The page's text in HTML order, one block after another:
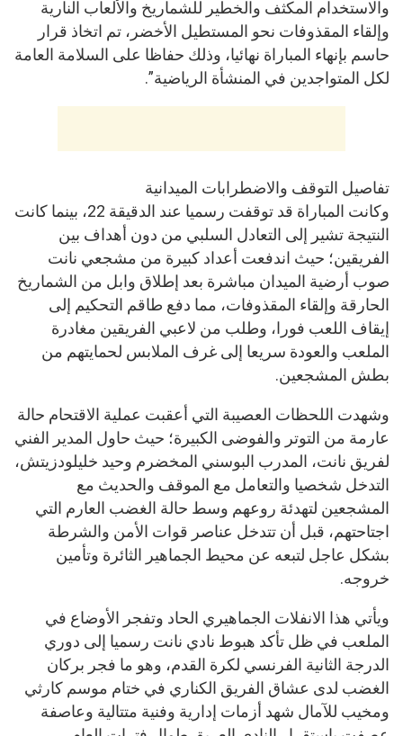
والاستخدام المكثف والخطير للشماريخ والألعاب النارية
وإلقاء المقذوفات نحو المستطيل الأخضر، تم اتخاذ قرار
حاسم بإنهاء المباراة نهائيا، وذلك حفاظا على السلامة العامة
لكل المتواجدين في المنشأة الرياضية”.
تفاصيل التوقف والاضطرابات الميدانية
وكانت المباراة قد توقفت رسميا عند الدقيقة 22، بينما كانت
النتيجة تشير إلى التعادل السلبي من دون أهداف بين
الفريقين؛ حيث اندفعت أعداد كبيرة من مشجعي نانت
صوب أرضية الميدان مباشرة بعد إطلاق وابل من الشماريخ
الحارقة وإلقاء المقذوفات، مما دفع طاقم التحكيم إلى
إيقاف اللعب فورا، وطلب من لاعبي الفريقين مغادرة
الملعب والعودة سريعا إلى غرف الملابس لحمايتهم من
بطش المشجعين.
وشهدت اللحظات العصيبة التي أعقبت عملية الاقتحام حالة
عارمة من التوتر والفوضى الكبيرة؛ حيث حاول المدير الفني
لفريق نانت، المدرب البوسني المخضرم وحيد خليلودزيتش،
التدخل شخصيا والتعامل مع الموقف والحديث مع
المشجعين لتهدئة روعهم وسط حالة الغضب العارم التي
اجتاحتهم، قبل أن تتدخل عناصر قوات الأمن والشرطة
بشكل عاجل لتبعه عن محيط الجماهير الثائرة وتأمين
خروجه.
ويأتي هذا الانفلات الجماهيري الحاد وتفجر الأوضاع في
الملعب في ظل تأكد هبوط نادي نانت رسميا إلى دوري
الدرجة الثانية الفرنسي لكرة القدم، وهو ما فجر بركان
الغضب لدى عشاق الفريق الكناري في ختام موسم كارثي
ومخيب للآمال شهد أزمات إدارية وفنية متتالية وعاصفة